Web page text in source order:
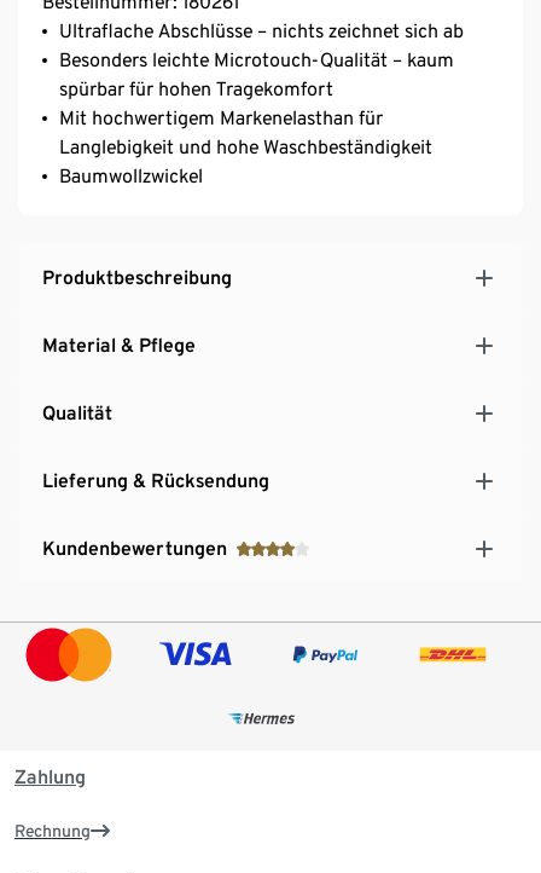
Ultraflache Abschlüsse – nichts zeichnet sich ab
Besonders leichte Microtouch-Qualität – kaum
spürbar für hohen Tragekomfort
Mit hochwertigem Markenelasthan für
Langlebigkeit und hohe Waschbeständigkeit
Baumwollzwickel
Produktbeschreibung
Material & Pflege
Qualität
Lieferung & Rücksendung
Kundenbewertungen
Zahlung
Rechnung